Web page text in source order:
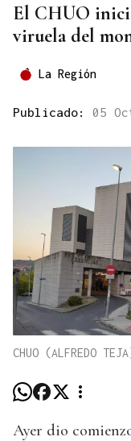
El CHUO
viruela del
La Región
Publicado: 05
CHUO (ALFREDO
Ayer dio